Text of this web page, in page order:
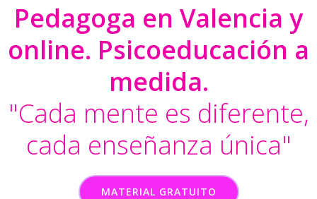
Pedagoga en Valencia y
online. Psicoeducación a
medida.
"Cada mente es diferente,
cada enseñanza única"
MATERIAL GRATUITO